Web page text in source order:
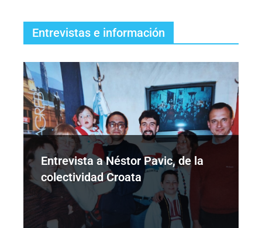
Entrevistas e información
Entrevista a Néstor Pavic, de la
colectividad Croata